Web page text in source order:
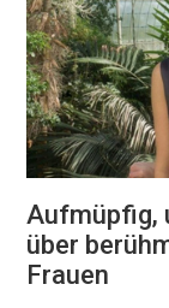
Aufmüpfig,
über
Frauen